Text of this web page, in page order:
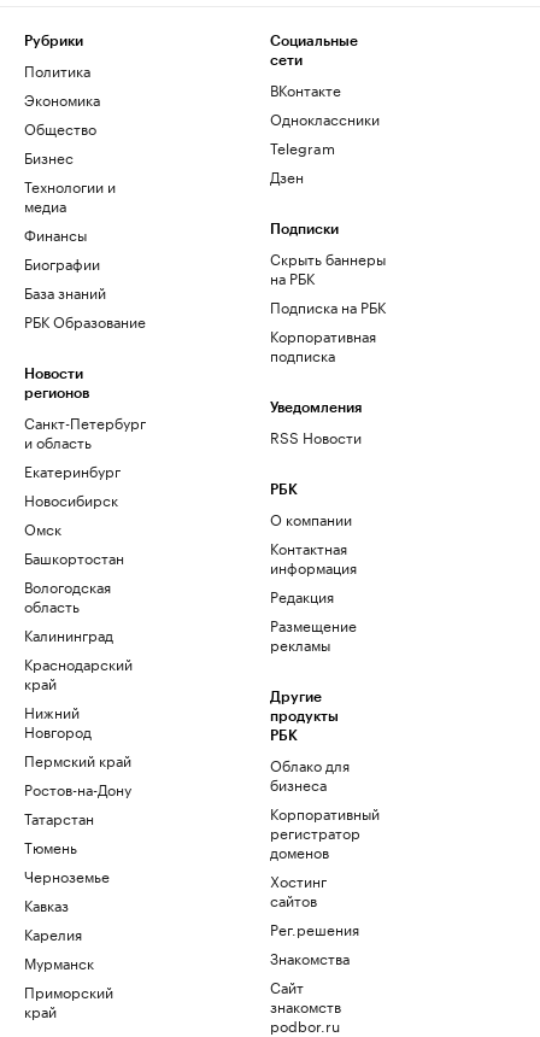
Рубрики
Политика
Экономика
Общество
Бизнес
Технологии и
медиа
Финансы
Биографии
База знаний
РБК Образование
Новости
регионов
Санкт-Петербург
и область
Екатеринбург
Новосибирск
Омск
Башкортостан
Вологодская
область
Калининград
Краснодарский
край
Нижний
Новгород
Пермский край
Ростов-на-Дону
Татарстан
Тюмень
Черноземье
Кавказ
Карелия
Мурманск
Приморский
край
Социальные
сети
ВКонтакте
Одноклассники
Telegram
Дзен
Подписки
Скрыть баннеры
на РБК
Подписка на РБК
Корпоративная
подписка
Уведомления
RSS Новости
РБК
О компании
Контактная
информация
Редакция
Размещение
рекламы
Другие
продукты
РБК
Облако для
бизнеса
Корпоративный
регистратор
доменов
Хостинг
сайтов
Рег.решения
Знакомства
Сайт
знакомств
podbor.ru